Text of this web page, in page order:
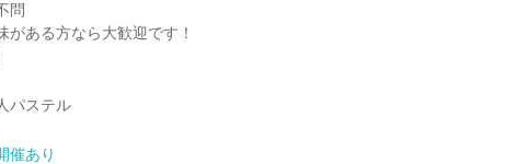
問
がある方なら大歓迎です！
パステル
催あり